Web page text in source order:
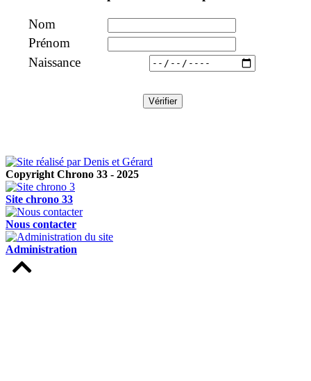
Nom
Prénom
Naissance
Copyright Chrono 33 - 2025
Site chrono 33
Nous contacter
Administration